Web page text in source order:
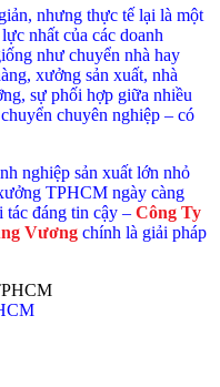
nhưng thực tế lại là một
nhất của các doanh
như chuyển nhà hay
xưởng sản xuất, nhà
sự phối hợp giữa nhiều
chuyên nghiệp – có
nghiệp sản xuất lớn nhỏ
TPHCM ngày càng
tác đáng tin cậy – Công Ty
Vương chính là giải pháp